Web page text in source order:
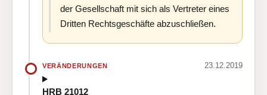
der Gesellschaft mit sich als Vertreter eines
Dritten Rechtsgeschäfte abzuschließen.
VERÄNDERUNGEN 23.12.2019
HRB 21012